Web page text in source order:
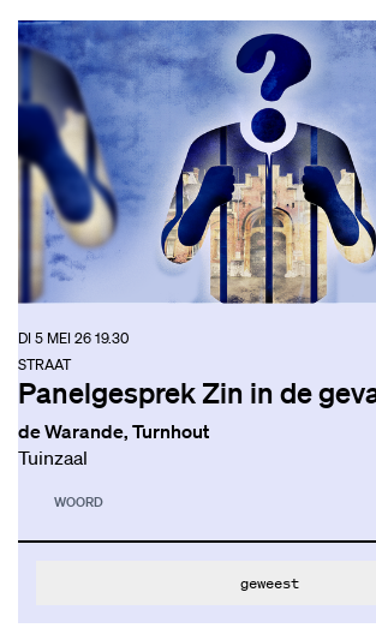
Panelgesprek Zin in de
STRAAT
DI 5 MEI 2619.30
de Warande, Turnhout
Tuinzaal
WOORD
geweest